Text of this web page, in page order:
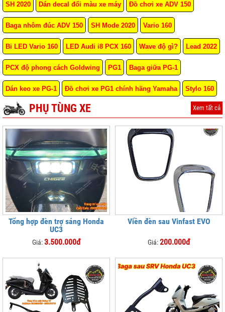
SH 2020 Dán decal đổi màu xe máy Đồ chơi xe ADV 150
Baga nhôm đúc ADV 150 SH Mode 2020 Vario 160
Bi LED Vario 160 LED Audi i8 PCX 160 Wave độ gì? Lead 2022
PCX độ phong cách Goldwing PG1 Baga giữa PG-1
Dán keo xe PG-1 Đồ chơi xe PG1 chính hãng Yamaha Stylo 160
PHỤ TÙNG XE Xem tất cả
Tổng hợp đèn trợ sáng Honda
UC3
Giá:3.500.000đ
Viền đèn sau Vinfast EVO
Giá:200.000đ